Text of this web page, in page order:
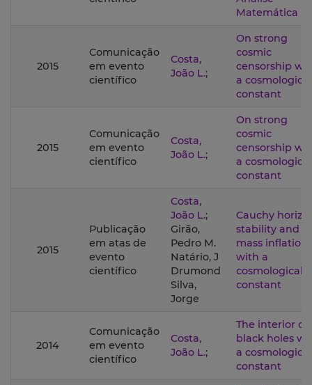
Matemática II
2015
Comunicação
em evento
científico
Costa,
João L.;
On strong
cosmic
censorship
a cosmological
constant
2015
Comunicação
em evento
científico
Costa,
João L.;
On strong
cosmic
censorship
a cosmological
constant
2015
Publicação
em atas de
evento
científico
Costa,
João L.;
Girão,
Pedro M.
Natário, J
Drumond
Silva,
Jorge
Cauchy
stability and
mass inflation
with a
cosmological
constant
2014
Comunicação
em evento
científico
Costa,
João L.;
The interior of
black holes
a cosmological
constant